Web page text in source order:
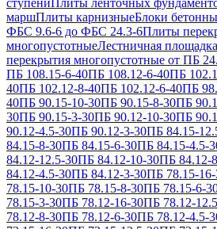
ступениПлиты ленточных
маршПлиты карнизныеБлоки
ФБС 9.6-6 до ФБС 24.3-6Плиты
многопустотныеЛестничная площадка
перекрытия многопустотные от ПБ
ПБ 108.15-6-40ПБ 108.12-6-40ПБ
40ПБ 102.12-8-40ПБ 102.12-6-40ПБ
40ПБ 90.15-10-30ПБ 90.15-8-30ПБ
30ПБ 90.15-3-30ПБ 90.12-10-30ПБ
90.12-4.5-30ПБ 90.12-3-30ПБ 84.15-
84.15-8-30ПБ 84.15-6-30ПБ 84.15-4.5-
84.12-12.5-30ПБ 84.12-10-30ПБ 84.12-
84.12-4.5-30ПБ 84.12-3-30ПБ 78.15-16-
78.15-10-30ПБ 78.15-8-30ПБ 78.15-6-
78.15-3-30ПБ 78.12-16-30ПБ 78.12-
78.12-8-30ПБ 78.12-6-30ПБ 78.12-4.5-